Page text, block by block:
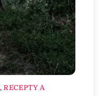
, RECEPTY A